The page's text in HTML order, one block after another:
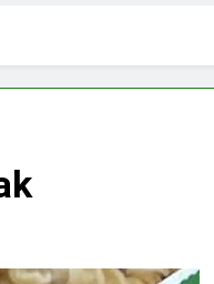
Flexing di Media